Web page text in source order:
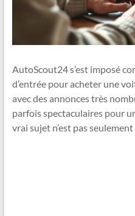
AutoScout24 s’est imposé
d’entrée pour acheter une
avec des annonces très
parfois spectaculaires pour
vrai sujet n’est pas seulement